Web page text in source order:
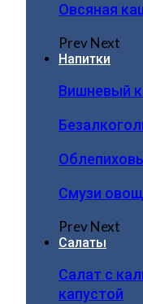
Овсяная
PrevNext
Напитки
Вишневый
Смузи
PrevNext
Салаты
Салат с
капустой